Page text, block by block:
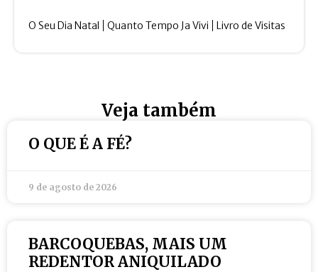
O Seu Dia Natal Quanto Tempo Ja Vivi Livro de Visitas
Veja também
O QUE É A FÉ?
9 de agosto de 2026
BARCOQUEBAS, MAIS UM
REDENTOR ANIQUILADO